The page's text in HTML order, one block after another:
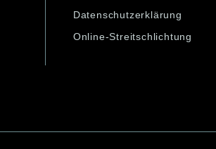
Datenschutzerklärung
Online-Streitschlichtung